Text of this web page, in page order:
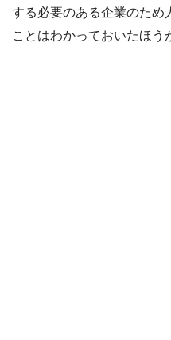
する必要のある企業のため
ことはわかっておいたほう